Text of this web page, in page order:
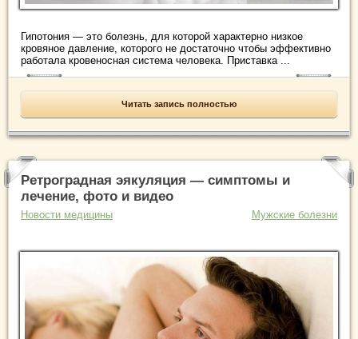
Гипотония — это болезнь, для которой характерно низкое
кровяное давление, которого не достаточно чтобы эффективно
работала кровеносная система человека. Приставка ...
Читать запись полностью
Ретроградная эякуляция — симптомы и
лечение, фото и видео
Новости медицины Мужские болезни